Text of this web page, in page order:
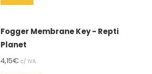
Fogger Membrane Key - Repti
Planet
4,15€ c/ IVA